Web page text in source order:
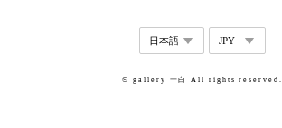
© gallery 一白 All rights reserved.